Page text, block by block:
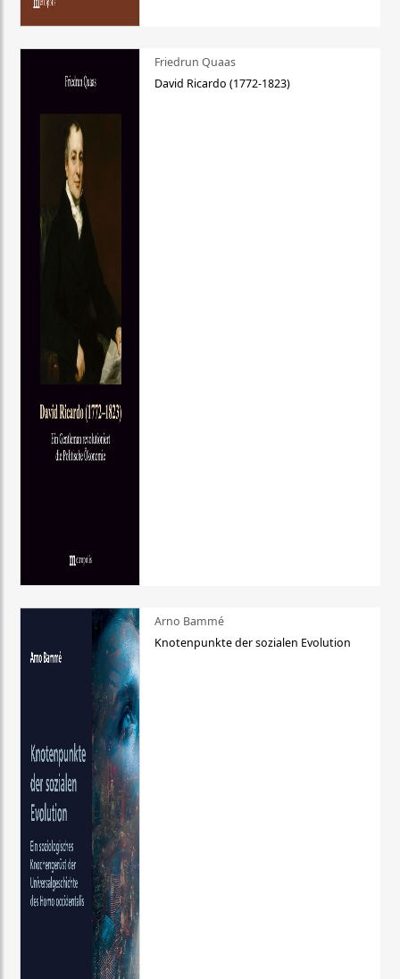
Friedrun Quaas
David Ricardo (1772-1823)
Arno Bammé
Knotenpunkte der sozialen Evolution